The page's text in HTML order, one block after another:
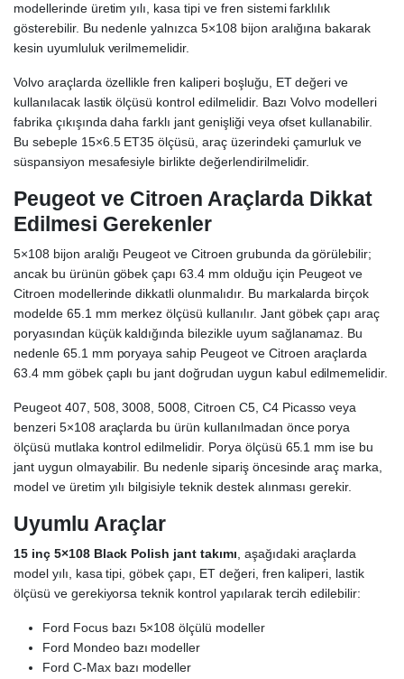
modellerinde üretim yılı, kasa tipi ve fren sistemi farklılık
gösterebilir. Bu nedenle yalnızca 5×108 bijon aralığına bakarak
kesin uyumluluk verilmemelidir.
Volvo araçlarda özellikle fren kaliperi boşluğu, ET değeri ve
kullanılacak lastik ölçüsü kontrol edilmelidir. Bazı Volvo modelleri
fabrika çıkışında daha farklı jant genişliği veya ofset kullanabilir.
Bu sebeple 15×6.5 ET35 ölçüsü, araç üzerindeki çamurluk ve
süspansiyon mesafesiyle birlikte değerlendirilmelidir.
Peugeot ve Citroen Araçlarda Dikkat
Edilmesi Gerekenler
5×108 bijon aralığı Peugeot ve Citroen grubunda da görülebilir;
ancak bu ürünün göbek çapı 63.4 mm olduğu için Peugeot ve
Citroen modellerinde dikkatli olunmalıdır. Bu markalarda birçok
modelde 65.1 mm merkez ölçüsü kullanılır. Jant göbek çapı araç
poryasından küçük kaldığında bilezikle uyum sağlanamaz. Bu
nedenle 65.1 mm poryaya sahip Peugeot ve Citroen araçlarda
63.4 mm göbek çaplı bu jant doğrudan uygun kabul edilmemelidir.
Peugeot 407, 508, 3008, 5008, Citroen C5, C4 Picasso veya
benzeri 5×108 araçlarda bu ürün kullanılmadan önce porya
ölçüsü mutlaka kontrol edilmelidir. Porya ölçüsü 65.1 mm ise bu
jant uygun olmayabilir. Bu nedenle sipariş öncesinde araç marka,
model ve üretim yılı bilgisiyle teknik destek alınması gerekir.
Uyumlu Araçlar
15 inç 5×108 Black Polish jant takımı, aşağıdaki araçlarda
model yılı, kasa tipi, göbek çapı, ET değeri, fren kaliperi, lastik
ölçüsü ve gerekiyorsa teknik kontrol yapılarak tercih edilebilir:
Ford Focus bazı 5×108 ölçülü modeller
Ford Mondeo bazı modeller
Ford C-Max bazı modeller